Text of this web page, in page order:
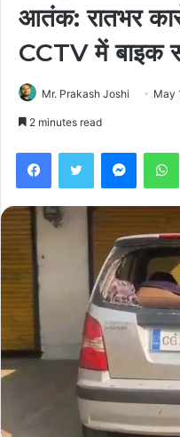
आतंक: रातभर
CCTV में बाइक
Mr. Prakash Joshi May
2 minutes read
FacebookTwitter